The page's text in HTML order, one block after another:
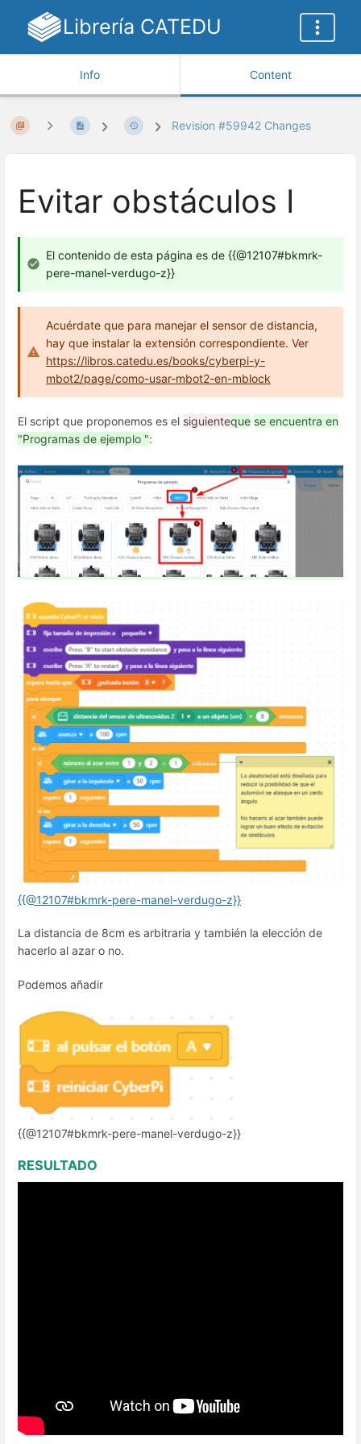
Librería CATEDU
Info Content
Revision #59942 Changes
Evitar obstáculos I
El contenido de esta página es de {{@12107#bkmrk-
pere-manel-verdugo-z}}
Acuérdate que para manejar el sensor de distancia,
hay que instalar la extensión correspondiente. Ver
https://libros.catedu.es/books/cyberpi-y-
mbot2/page/como-usar-mbot2-en-mblock
El script que proponemos es el siguienteque se encuentra en
"Programas de ejemplo ":
{{@12107#bkmrk-pere-manel-verdugo-z}}
La distancia de 8cm es arbitraria y también la elección de
hacerlo al azar o no.
Podemos añadir
{{@12107#bkmrk-pere-manel-verdugo-z}}
RESULTADO